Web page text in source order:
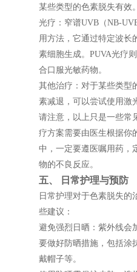
某些类型的色素脱失有效。
光疗：窄谱UVB（NB-
用方法，它通过特定波长
素细胞生成。PUVA光疗
合口服光敏药物。
其他治疗：对于某些类型
素减退，可以尝试使用激
请注意，以上只是一些常
疗方案需要由医生根据你
中，一定要遵医嘱用药，
物的不良反应。
五、 日常护理与预防
日常护理对于色素脱失的
些建议：
避免强烈日晒：紫外线会
要做好防晒措施，包括涂
戴帽子等。